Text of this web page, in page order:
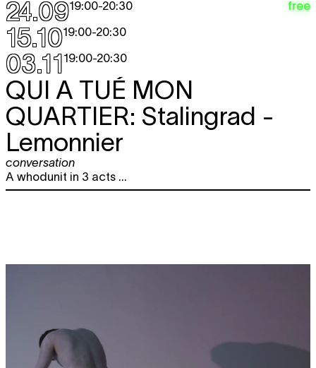
24.0919:00-20:30
15.1019:00-20:30
03.1119:00-20:30
free
QUI A TUÉ MON
QUARTIER: Stalingrad -
Lemonnier
conversation
A whodunit in 3 acts ...